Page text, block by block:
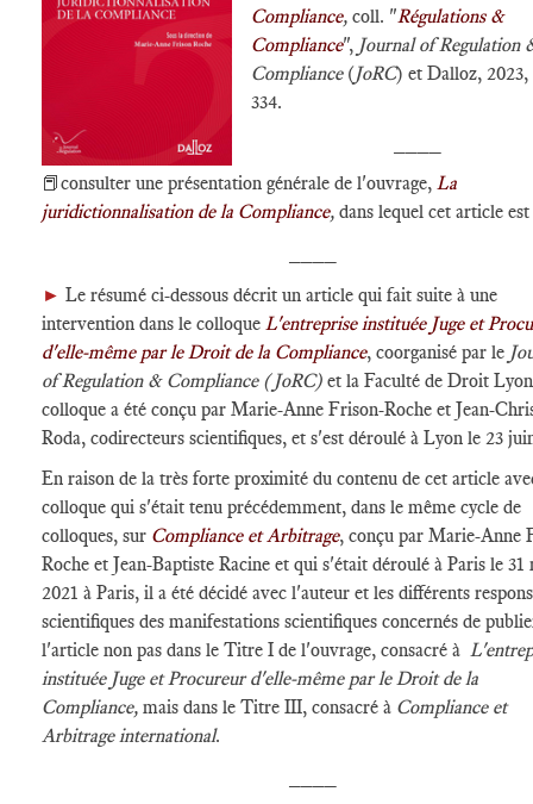
Compliance, coll. "Régulations &
Compliance", Journal of Regulation
Compliance(JoRC) et Dalloz, 2023,
334.
📕consulter une présentation générale de l'ouvrage, La
juridictionnalisation de la Compliance, dans lequel cet article
► Le résumé ci-dessous décrit un article qui fait suite à une
intervention dans le colloque L'entreprise instituée Juge et
d'elle-même par le Droit de la Compliance, coorganisé par le
of Regulation & Compliance (JoRC) et la Faculté de Droit
colloque a été conçu par Marie-Anne Frison-Roche et Jean-
Roda, codirecteurs scientifiques, et s'est déroulé à Lyon le 23
En raison de la très forte proximité du contenu de cet article
colloque qui s'était tenu précédemment, dans le même cycle de
colloques, sur Compliance et Arbitrage, conçu par Marie-Anne
Roche et Jean-Baptiste Racine et qui s'était déroulé à Paris le 31
2021 à Paris, il a été décidé avec l'auteur et les différents
scientifiques des manifestations scientifiques concernés de
l'article non pas dans le Titre I de l'ouvrage, consacré à
instituée Juge et Procureur d'elle-même par le Droit de la
Compliance, mais dans le Titre III, consacré à Compliance et
Arbitrage international.